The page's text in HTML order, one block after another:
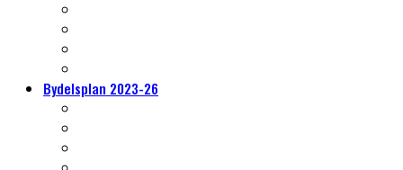
Bydelsplan 2023-26